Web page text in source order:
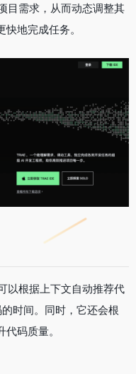
目需求，从而动态调整其
地完成任务。
以根据上下文自动推荐代
时间。同时，它还会根
码质量。